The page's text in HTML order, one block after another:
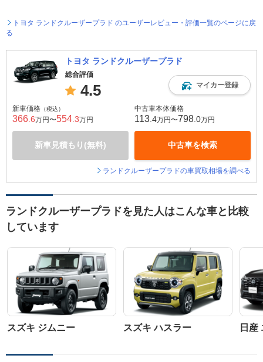
トヨタ ランドクルーザープラド のユーザーレビュー・評価一覧のページに戻
る
トヨタ ランドクルーザープラド
総合評価
4.5 マイカー登録
新車価格 （税込）
366 .6万円〜554 .3万円
新車見積もり(無料)
中古車本体価格
113 .4万円〜798 .0万円
中古車を検索
ランドクルーザープラドの車買取相場を調べる
ランドクルーザープラドを見た人はこんな車と比較
しています
スズキ ジムニー スズキ ハスラー 日産